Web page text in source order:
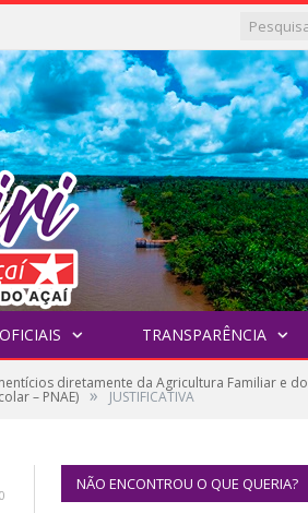
TRANSPARÊNCIA
diretamente da Agricultura Familiar e do
– PNAE) » JUSTIFICATIVA
0
NÃO ENCONTROU O QUE QUERIA?